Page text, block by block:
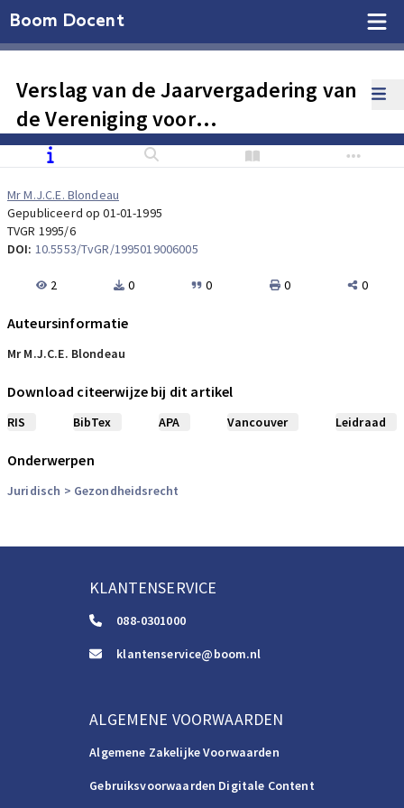
Boom Docent
Verslag van de Jaarvergadering van
de Vereniging voor
Gezondheidsrecht op 28 april 1995
Mr M.J.C.E. Blondeau
Gepubliceerd op 01-01-1995
TVGR 1995/6
DOI: 10.5553/TvGR/1995019006005
2 0 0 0 0
Auteursinformatie
Mr M.J.C.E. Blondeau
Download citeerwijze bij dit artikel
RIS BibTex APA Vancouver Leidraad
Onderwerpen
Juridisch > Gezondheidsrecht
KLANTENSERVICE
088-0301000
klantenservice@boom.nl
ALGEMENE VOORWAARDEN
Algemene Zakelijke Voorwaarden
Gebruiksvoorwaarden Digitale Content